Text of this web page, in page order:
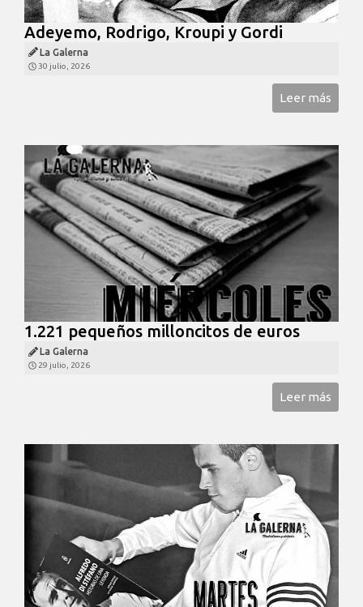
Adeyemo, Rodrigo, Kroupi y Gordi
La Galerna
30 julio, 2026
Leer más
1.221 pequeños milloncitos de euros
La Galerna
29 julio, 2026
Leer más